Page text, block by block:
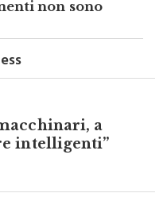
non sono
a
intelligenti”